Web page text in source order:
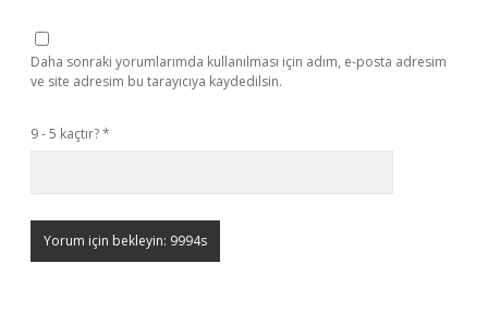
Daha sonraki yorumlarımda kullanılması için adım, e-posta adresim
ve site adresim bu tarayıcıya kaydedilsin.
9 - 5 kaçtır?*